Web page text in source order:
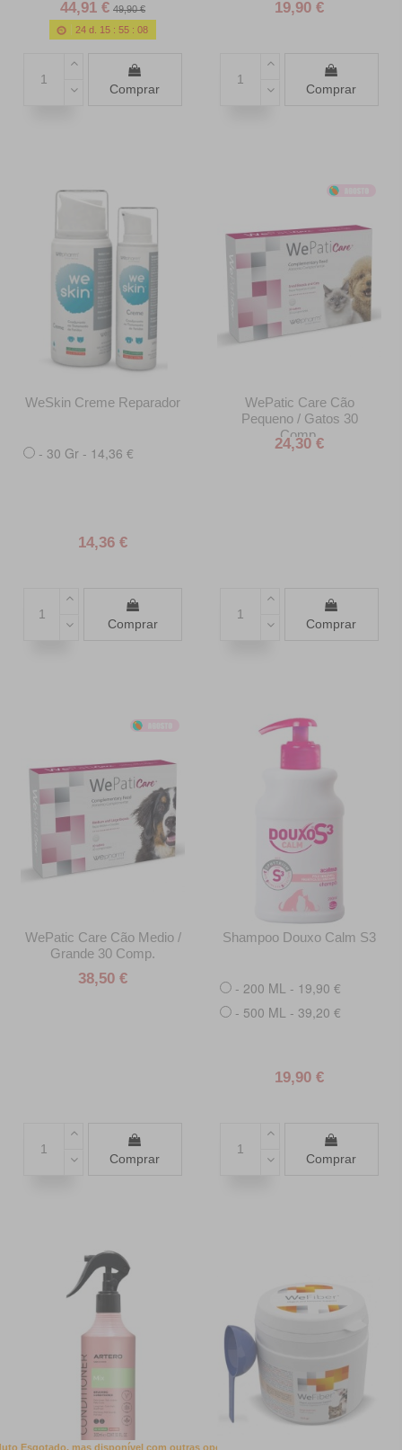
44,91 € 49,90 €
24 d. 15 :55 :06
Comprar
19,90 €
Comprar
WeSkin Creme Reparador
- 30 Gr - 14,36 €
14,36 €
Comprar
WePatic Care Cão
Pequeno / Gatos 30
Comp.
24,30 €
Comprar
WePatic Care Cão Medio /
Grande 30 Comp.
38,50 €
Comprar
Shampoo Douxo Calm S3
- 200 ML - 19,90 €
- 500 ML - 39,20 €
19,90 €
Comprar
Esgotado, mas disponível com outras opções